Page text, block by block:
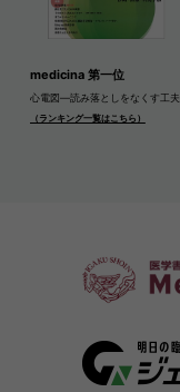
medicina 第一位
心電図―読み落としをなくす工夫
（ランキング一覧はこちら）